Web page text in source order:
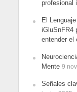
profesional
El
iGluSnFR4
entender el
Mente 9
Señales